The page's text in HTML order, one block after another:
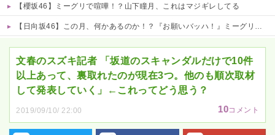
【櫻坂46】ミーグリで喧嘩！？山下瞳月、これはマジギレしてる
【日向坂46】この月、何かあるのか！？『お願いバッハ！』ミーグリ日程がこちら
文春のスズキ記者 「坂道のスキャンダルだけで10件
以上あって、裏取れたのが現在3つ。他のも順次取材
して発表していく」←これってどう思う？
2019/09/10/ 22:00 10コメント